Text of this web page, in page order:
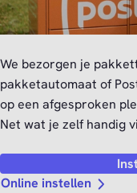
We bezorgen je
pakketautomaat of
op een afgesproken
Net wat je zelf handig
Online instellen